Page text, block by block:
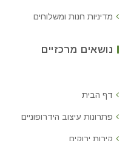
מדיניות חנות ומשלוחים
נושאים מרכזיים
דף הבית
פתרונות עיצוב הידרופוניים
קירות ירוקים